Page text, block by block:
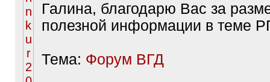
Галина, благодарю Вас за
полезной информации в теме
Тема: Форум ВГД